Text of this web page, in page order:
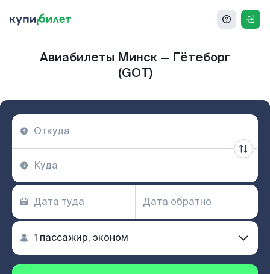
Авиабилеты Минск — Гётеборг
(GOT)